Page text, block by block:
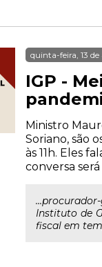
quinta-feira, 13
IGP -
Ministro
Soriano, são
às 11h. Eles
conversa
Instituto de
fiscal em